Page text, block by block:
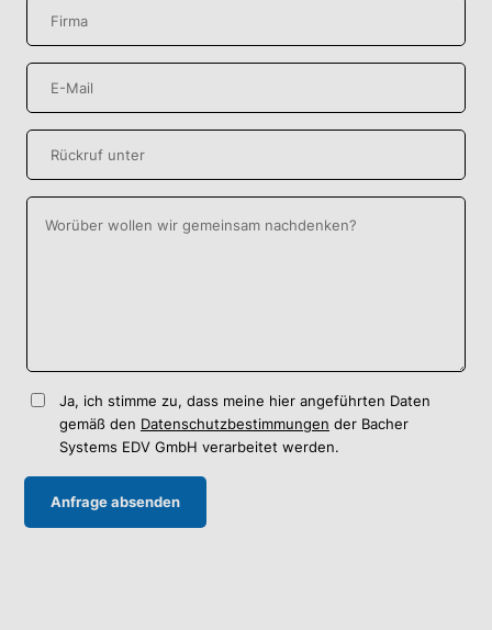
Ja, ich stimme zu, dass meine hier angeführten Daten
gemäß den Datenschutzbestimmungen der Bacher
Systems EDV GmbH verarbeitet werden.